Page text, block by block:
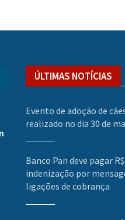
ÚLTIMAS NOTÍCIAS
Evento de adoção de
realizado no dia 30 de
Banco Pan deve pagar
indenização por
ligações de cobrança